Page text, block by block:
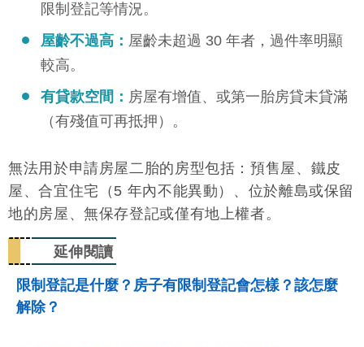
限制登記等情況。
屋齡不過高： 屋齡未超過 30 年者，過件率明顯
較高。
有貸款空間： 房屋有增值、或第一胎房貸未貸滿
（有殘值可再抵押）。
無法用於申請房屋二胎的房型包括：預售屋、鐵皮
屋、合宜住宅（5 年內不能異動）、位於離島或保留
地的房屋、無保存登記或僅有地上權者。
延伸閱讀
限制登記是什麼？房子有限制登記會怎樣？該怎麼
解除？